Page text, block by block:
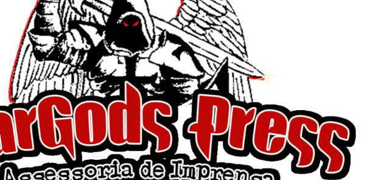
o single “Keep
Alive!” e detalha
novo álbum
detalha a
Rig” definitivo
Hell’s Heroes
de guitar & bass
“Eclipse”, segundo
“Dreaming”